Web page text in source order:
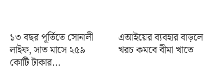
১৩ বছর পূর্তিতে সোনালী
লাইফ, সাত মাসে ২৫৯
কোটি টাকার...
এআইয়ের ব্যবহার বাড়লে
খরচ কমবে বীমা খাতে